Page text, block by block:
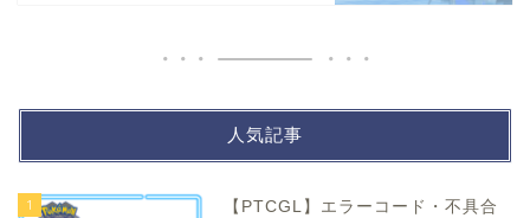
人気記事
1
【PTCGL】エラーコード・不具合